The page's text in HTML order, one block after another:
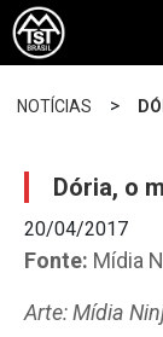
NOTÍCIAS >
Dória, o
20/04/2017
Fonte: Mídia
Arte: Mídia